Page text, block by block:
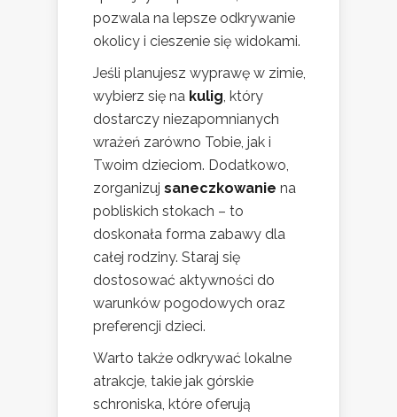
pozwala na lepsze odkrywanie
okolicy i cieszenie się widokami.
Jeśli planujesz wyprawę w zimie,
wybierz się na kulig , który
dostarczy niezapomnianych
wrażeń zarówno Tobie, jak i
Twoim dzieciom. Dodatkowo,
zorganizuj saneczkowanie na
pobliskich stokach – to
doskonała forma zabawy dla
całej rodziny. Staraj się
dostosować aktywności do
warunków pogodowych oraz
preferencji dzieci.
Warto także odkrywać lokalne
atrakcje, takie jak górskie
schroniska, które oferują